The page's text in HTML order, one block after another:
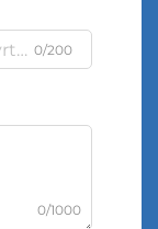
0/200
0/1000